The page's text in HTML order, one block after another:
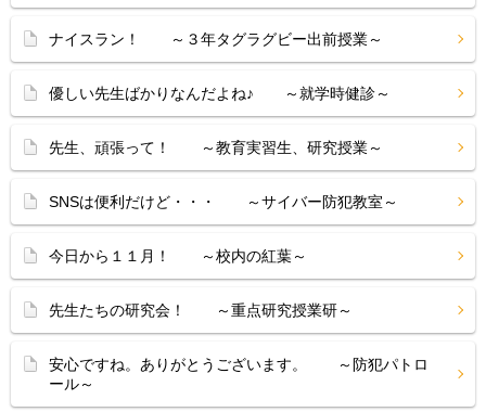
ナイスラン！ ～３年タグラグビー出前授業～
優しい先生ばかりなんだよね♪ ～就学時健診～
先生、頑張って！ ～教育実習生、研究授業～
SNSは便利だけど・・・ ～サイバー防犯教室～
今日から１１月！ ～校内の紅葉～
先生たちの研究会！ ～重点研究授業研～
安心ですね。ありがとうございます。 ～防犯パトロ
ール～